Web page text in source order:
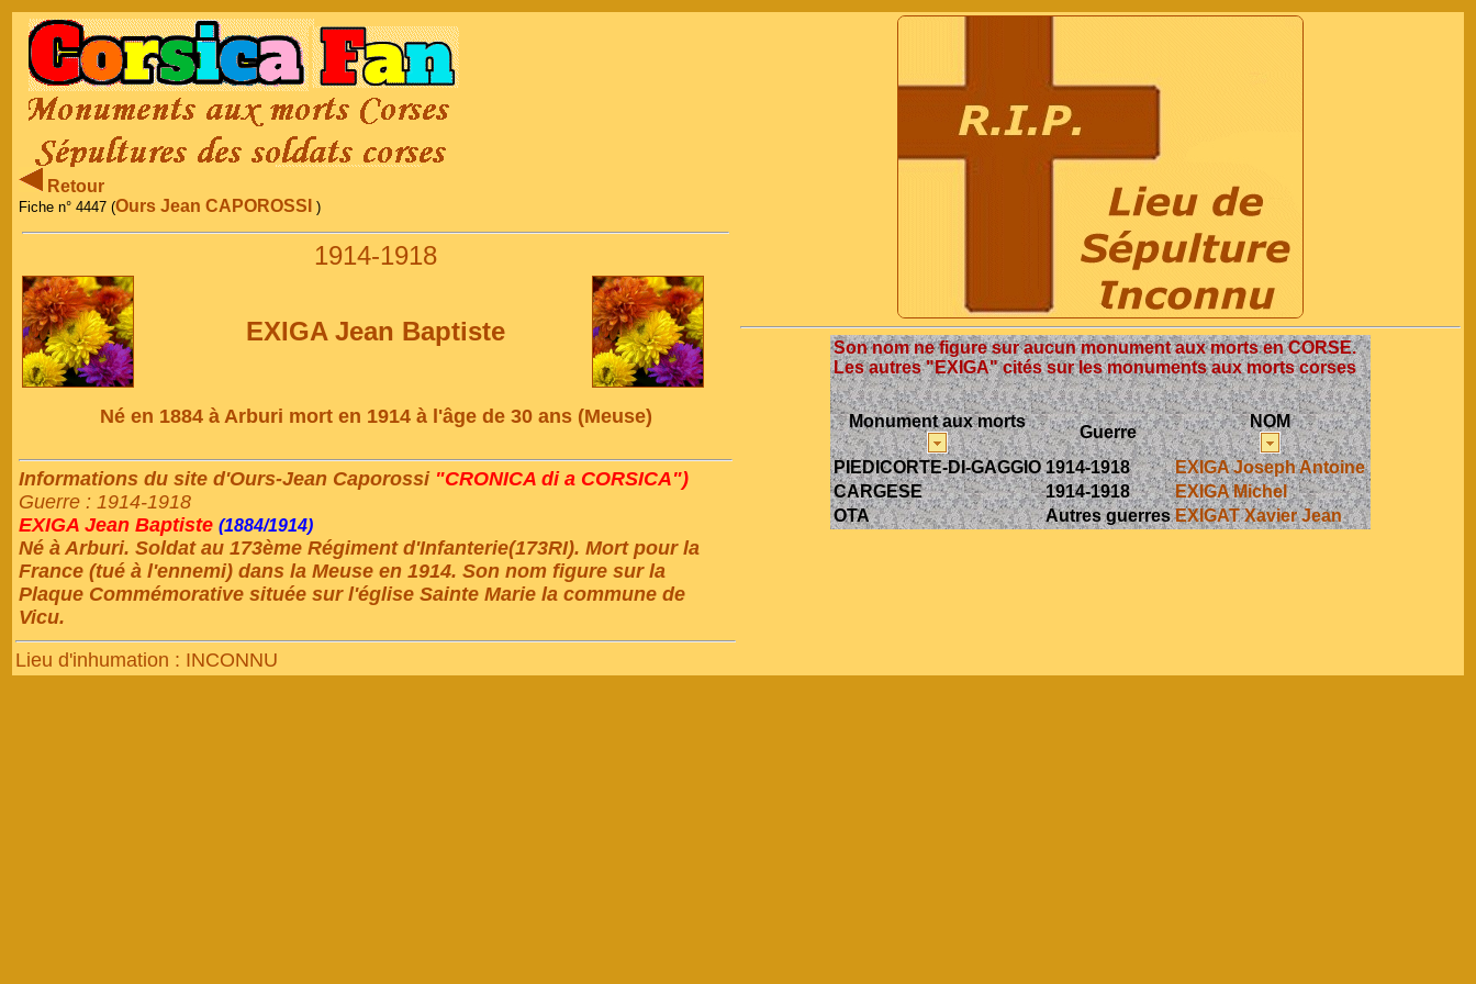
Retour
Fiche n° 4447 (Ours Jean CAPOROSSI )
1914-1918
EXIGA Jean Baptiste
Né en 1884 à Arburi mort en 1914 à l'âge de 30 ans (Meuse)
Informations du site d'Ours-Jean Caporossi "CRONICA di a CORSICA")
Guerre : 1914-1918
EXIGA Jean Baptiste (1884/1914)
Né à Arburi. Soldat au 173ème Régiment d'Infanterie(173RI). Mort pour la
France (tué à l'ennemi) dans la Meuse en 1914. Son nom figure sur la
Plaque Commémorative située sur l'église Sainte Marie la commune de
Vicu.
Lieu d'inhumation : INCONNU
Son nom ne figure sur aucun monument aux morts en CORSE.
Les autres "EXIGA" cités sur les monuments aux morts corses
Monument aux morts
Guerre
NOM
PIEDICORTE-DI-GAGGIO 1914-1918
EXIGA Joseph Antoine
CARGESE
1914-1918
EXIGA Michel
OTA
Autres guerres EXIGAT Xavier Jean